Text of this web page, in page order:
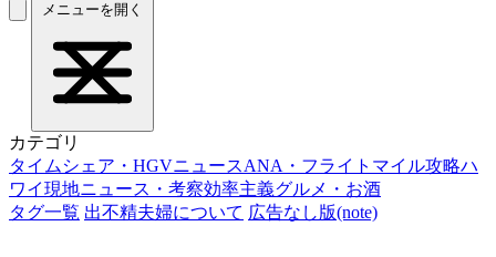
メニューを開く
カテゴリ
タイムシェア・HGVニュースANA・フライトマイル攻略ハ
ワイ現地ニュース・考察効率主義グルメ・お酒
タグ一覧 出不精夫婦について 広告なし版(note)